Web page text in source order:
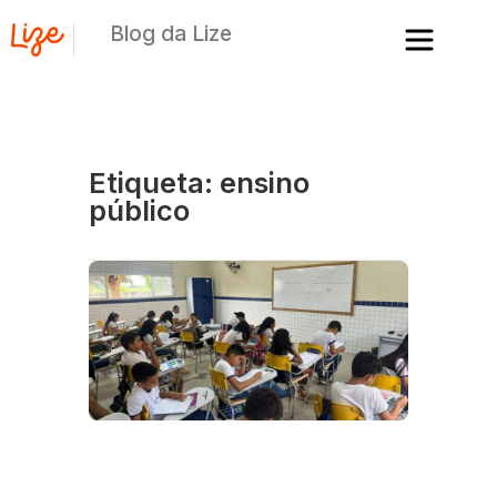
Blog da Lize
Etiqueta: ensino
público